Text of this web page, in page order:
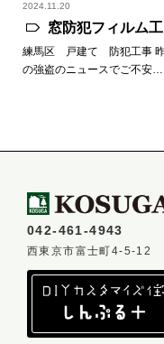
2024.11.20
窓防犯フィルム工
事 【防犯工事】
練馬区 戸建て 防犯工事 昨今
の強盗のニュースでご不安…
042-461-4943
西東京市富士町4-5-12